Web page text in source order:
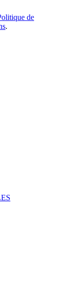
de
.